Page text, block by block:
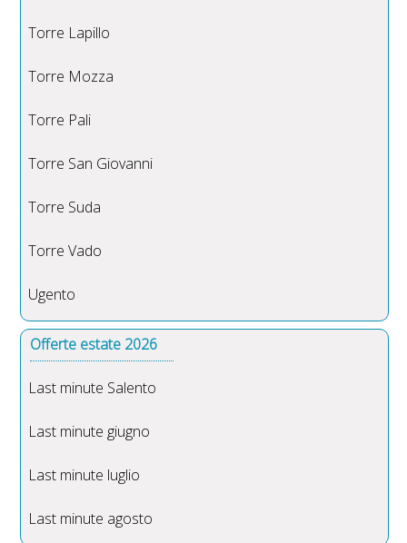
Torre Lapillo
Torre Mozza
Torre Pali
Torre San Giovanni
Torre Suda
Torre Vado
Ugento
Offerte estate 2026
Last minute Salento
Last minute giugno
Last minute luglio
Last minute agosto